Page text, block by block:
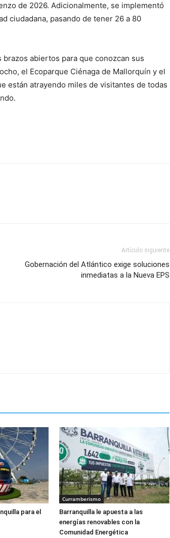
de 2026. Adicionalmente, se implementó
ciudadana, pasando de tener 26 a 80
abiertos para que conozcan sus
el Ecoparque Ciénaga de Mallorquín y el
están atrayendo miles de visitantes de todas
Artículo siguiente
Gobernación del Atlántico exige soluciones
inmediatas a la Nueva EPS
para el
Curramberismo
Barranquilla le apuesta a las
energías renovables con la
Comunidad Energética